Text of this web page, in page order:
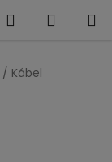
KeresésKOSÁR
/ Kábel